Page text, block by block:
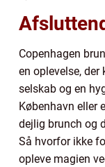
Copenhagen
en oplevelse,
selskab og en
København eller
dejlig brunch og
Så hvorfor ikke
opleve magien